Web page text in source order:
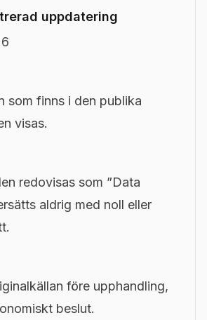
uppdatering
som finns i den publika
visas.
redovisas som ”Data
aldrig med noll eller
före upphandling,
beslut.